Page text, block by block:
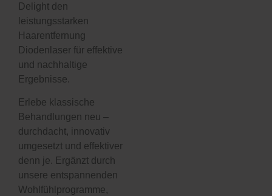
Delight den
leistungsstarken
Haarentfernung
Diodenlaser für effektive
und nachhaltige
Ergebnisse.
Erlebe klassische
Behandlungen neu –
durchdacht, innovativ
umgesetzt und effektiver
denn je. Ergänzt durch
unsere entspannenden
Wohlfühlprogramme,